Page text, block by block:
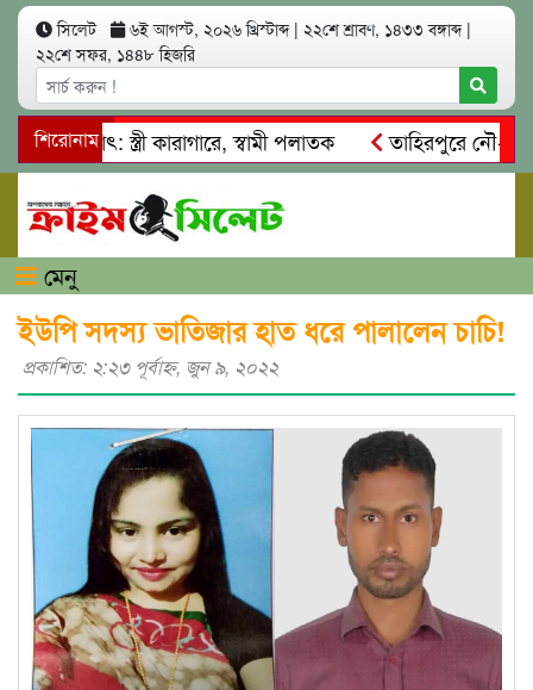
সিলেট ৬ই আগস্ট, ২০২৬ খ্রিস্টাব্দ | ২২শে শ্রাবণ, ১৪৩৩ বঙ্গাব্দ |
২২শে সফর, ১৪৪৮ হিজরি
শিরোনামস্ত্রী কারাগারে, স্বামী পলাতক
তাহিরপুরে নৌ-
মারধর
নগরীতে কোটি টাকার সম্পত্তি দখলের চেষ্টা:
মেনু
ইউপি সদস্য ভাতিজার হাত ধরে পালালেন চাচি!
প্রকাশিত: ২:২৩ পূর্বাহ্ণ, জুন ৯, ২০২২